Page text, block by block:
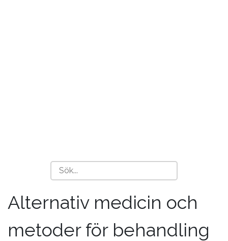
Alternativ medicin och
metoder för behandling